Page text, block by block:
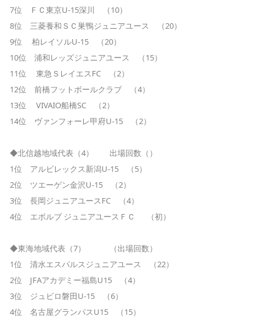
7位 ＦＣ東京U-15深川 （10）
8位 三菱養和ＳＣ巣鴨ジュニアユース （20）
9位 柏レイソルU-15 （20）
10位 浦和レッズジュニアユース （15）
11位 東急ＳレイエスFC （2）
12位 前橋フットボールクラブ （4）
13位 VIVAIO船橋SC （2）
14位 ヴァンフォーレ甲府U-15 （2）
◆北信越地域代表（4） 出場回数（）
1位 アルビレックス新潟U-15 （5）
2位 ツエーゲン金沢U-15 （2）
3位 長岡ジュニアユースFC （4）
4位 エボルブ ジュニアユースＦＣ （初）
◆東海地域代表（7） （出場回数）
1位 清水エスパルスジュニアユース （22）
2位 JFAアカデミー福島U15 （4）
3位 ジュビロ磐田U-15 （6）
4位 名古屋グランパスU15 （15）